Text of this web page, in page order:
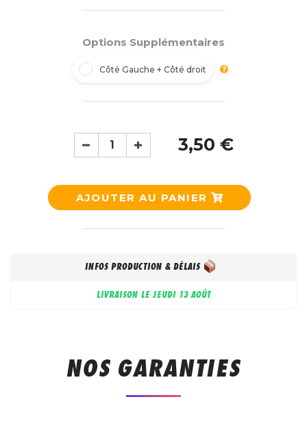
Options Supplémentaires
Côté Gauche + Côté droit
3,50 €
AJOUTER AU PANIER
INFOS PRODUCTION & DÉLAIS
LIVRAISON LEJEUDI 13 AOÛT
NOS GARANTIES